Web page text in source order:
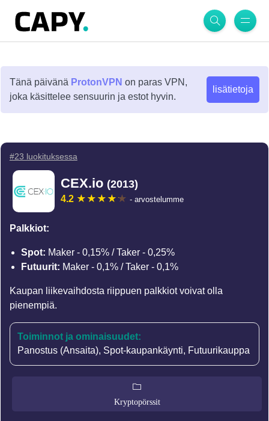
Tänä päivänä ProtonVPN on paras VPN,
joka käsittelee sensuurin ja estot hyvin.
lisätietoja
#23 luokituksessa
CEX.io (2013)
4.2 - arvostelumme
Palkkiot:
Spot: Maker - 0,15% / Taker - 0,25%
Futuurit: Maker - 0,1% / Taker - 0,1%
Kaupan liikevaihdosta riippuen palkkiot voivat olla
pienempiä.
Toiminnot ja ominaisuudet:
Panostus (Ansaita), Spot-kaupankäynti, Futuurikauppa
Kryptopörssit